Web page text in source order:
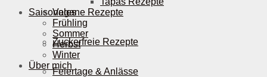
Vegane Rezepte
Zuckerfreie Rezepte
Feiertage & Anlässe
Saisonales
Frühling
Sommer
Herbst
Winter
Über mich